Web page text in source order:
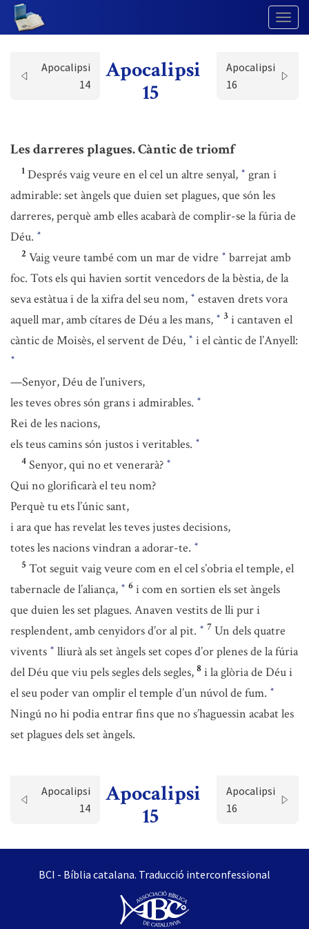
Apocalipsi
14
Apocalipsi
15
Apocalipsi
16
Les darreres plagues. Càntic de triomf
1 Després vaig veure en el cel un altre senyal, * gran i
admirable: set àngels que duien set plagues, que són les
darreres, perquè amb elles acabarà de complir-se la fúria de
Déu. *
2 Vaig veure també com un mar de vidre * barrejat amb
foc. Tots els qui havien sortit vencedors de la bèstia, de la
seva estàtua i de la xifra del seu nom, * estaven drets vora
aquell mar, amb cítares de Déu a les mans, * 3 i cantaven el
càntic de Moisès, el servent de Déu, * i el càntic de l’Anyell:
*
—Senyor, Déu de l’univers,
les teves obres són grans i admirables. *
Rei de les nacions,
els teus camins són justos i veritables. *
4 Senyor, qui no et venerarà? *
Qui no glorificarà el teu nom?
Perquè tu ets l’únic sant,
i ara que has revelat les teves justes decisions,
totes les nacions vindran a adorar-te. *
5 Tot seguit vaig veure com en el cel s’obria el temple, el
tabernacle de l’aliança, * 6 i com en sortien els set àngels
que duien les set plagues. Anaven vestits de lli pur i
resplendent, amb cenyidors d’or al pit. * 7 Un dels quatre
vivents * lliurà als set àngels set copes d’or plenes de la fúria
del Déu que viu pels segles dels segles, 8 i la glòria de Déu i
el seu poder van omplir el temple d’un núvol de fum. *
Ningú no hi podia entrar fins que no s’haguessin acabat les
set plagues dels set àngels.
Apocalipsi
14
Apocalipsi
15
Apocalipsi
16
BCI - Bíblia catalana. Traducció interconfessional